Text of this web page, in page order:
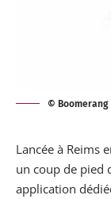
© Boomerang
Lancée à Reims
un coup de pied
application